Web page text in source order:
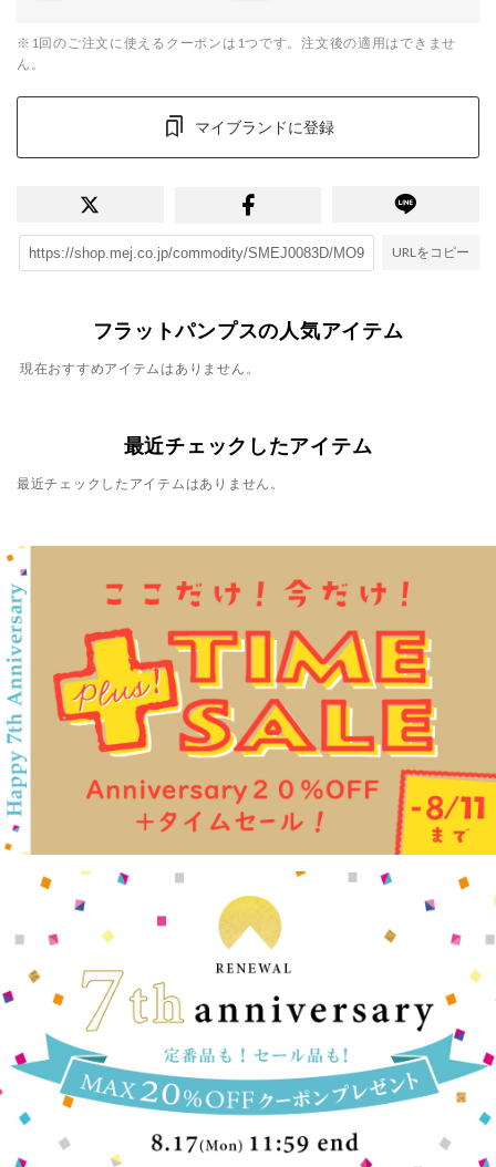
※1回のご注文に使えるクーポンは1つです。注文後の適用はできませ
ん。
マイブランドに登録
URLをコピー
フラットパンプスの人気アイテム
現在おすすめアイテムはありません。
最近チェックしたアイテム
最近チェックしたアイテムはありません。